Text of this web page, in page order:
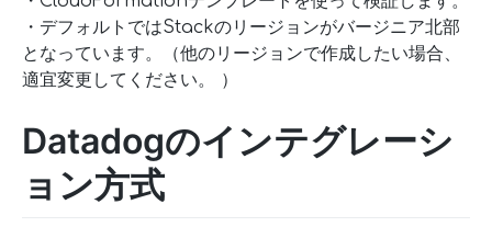
・デフォルトではStackのリージョンがバージニア北部
となっています。（他のリージョンで作成したい場合、
適宜変更してください。 ）
Datadogのインテグレーシ
ョン方式